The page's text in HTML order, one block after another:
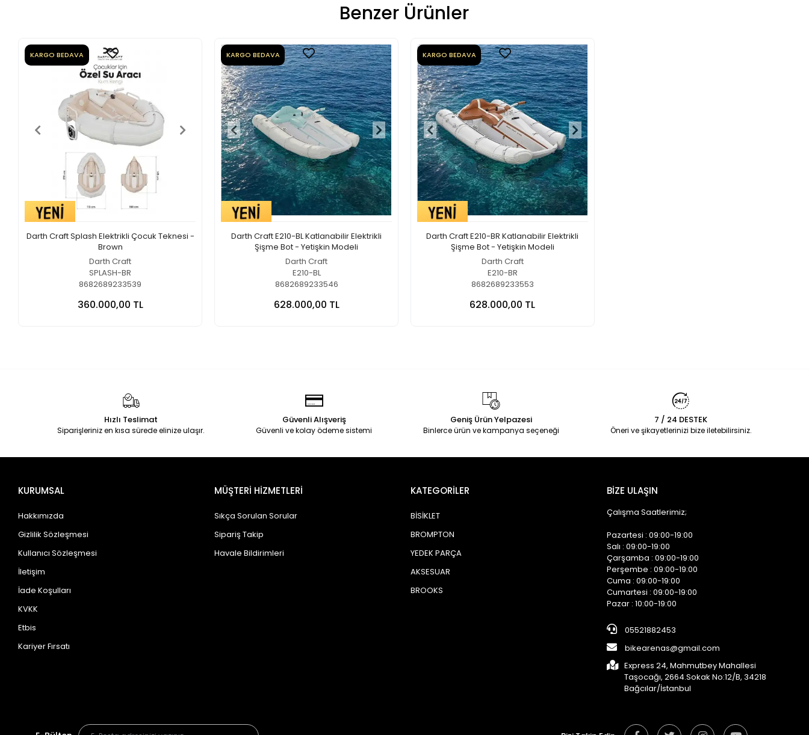
Benzer Ürünler
KARGO BEDAVA
Darth Craft Splash Elektrikli Çocuk Teknesi -
Brown
Darth Craft
SPLASH-BR
8682689233539
360.000,00 TL
KARGO BEDAVA
Darth Craft E210-BL Katlanabilir Elektrikli
Şişme Bot - Yetişkin Modeli
Darth Craft
E210-BL
8682689233546
628.000,00 TL
KARGO BEDAVA
Darth Craft E210-BR Katlanabilir Elektrikli
Şişme Bot - Yetişkin Modeli
Darth Craft
E210-BR
8682689233553
628.000,00 TL
Hızlı Teslimat
Siparişleriniz en kısa sürede elinize ulaşır.
Güvenli Alışveriş
Güvenli ve kolay ödeme sistemi
Geniş Ürün Yelpazesi
Binlerce ürün ve kampanya seçeneği
7 / 24 DESTEK
Öneri ve şikayetlerinizi bize iletebilirsiniz.
KURUMSAL
Hakkımızda
Gizlilik Sözleşmesi
Kullanıcı Sözleşmesi
İletişim
İade Koşulları
KVKK
Etbis
Kariyer Fırsatı
MÜŞTERİ HİZMETLERİ
Sıkça Sorulan Sorular
Sipariş Takip
Havale Bildirimleri
KATEGORİLER
BİSİKLET
BROMPTON
YEDEK PARÇA
AKSESUAR
BROOKS
BİZE ULAŞIN
Çalışma Saatlerimiz;
Pazartesi : 09:00-19:00
Salı : 09:00-19:00
Çarşamba : 09:00-19:00
Perşembe : 09:00-19:00
Cuma : 09:00-19:00
Cumartesi : 09:00-19:00
Pazar : 10:00-19:00
05521882453
bikearenas@gmail.com
Express 24, Mahmutbey Mahallesi
Taşocağı, 2664.Sokak No:12/B, 34218
Bağcılar/İstanbul